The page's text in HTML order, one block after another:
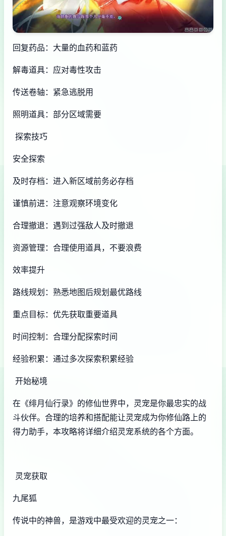
回复药品：大量的血药和蓝药
解毒道具：应对毒性攻击
传送卷轴：紧急逃脱用
照明道具：部分区域需要
探索技巧
安全探索
及时存档：进入新区域前务必存档
谨慎前进：注意观察环境变化
合理撤退：遇到过强敌人及时撤退
资源管理：合理使用道具，不要浪费
效率提升
路线规划：熟悉地图后规划最优路线
重点目标：优先获取重要道具
时间控制：合理分配探索时间
经验积累：通过多次探索积累经验
开始秘境
在《绯月仙行录》的修仙世界中，灵宠是你最忠实的战
斗伙伴。合理的培养和搭配能让灵宠成为你修仙路上的
得力助手，本攻略将详细介绍灵宠系统的各个方面。
灵宠获取
九尾狐
传说中的神兽，是游戏中最受欢迎的灵宠之一：